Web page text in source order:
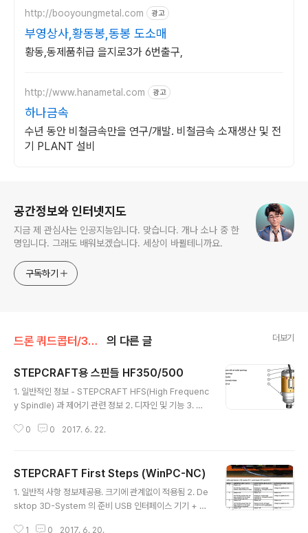
http://booyoungmetal.com 광고
부영상사,황동봉,동봉 도소매
황동,동제품취급 을지로3가 6번출구,
http://www.hanametal.com 광고
하나금속
수년 동안 비철금속만을 연구/개발. 비철금속 소재생산 및 전
기 PLANT 설비
공간정보와 인터넷지도
지금 제 관심사는 인공지능입니다. 맞습니다. 개나 소나 중 한
명입니다. 그래도 배워보겠습니다. 세상이 바뀔테니까요.
구독하기
드론 쿼드콥터/3D 프린팅 의 다른 글 더보기
STEPCRAFT용 스핀들 HF350/500
1. 일반적인 정보 - STEPCRAFT HFS(High Frequenc
y Spindle) 과 제어기 관련 정보 2. 디자인 및 기능 3. 시
43mm Euro-tensioning 시스템에 고정됨 - shaft loc
건 - 공간확보, 먼지 없도록, 18도에서 25도 사이. - 직사
광선 및 열원 피할 것. 조명 공급. PC를 가까운 곳에 설치
3.3 제어기 전원 연결 - STEPCRAFT 3D 시스템을 15p
를 누르면 기계 동작이 정지됨. 전원도 ㅊ단됨. - 다른 ..
0 0 2017. 6. 22.
STEPCRAFT First Steps (WinPC-NC)
1. 일반적 사항 정보제공용. 크기에 관계없이 적용됨 2. De
sktop 3D-System 의 준비 USB 인터페이스 기기 + W
1 0 2017. 6. 20.